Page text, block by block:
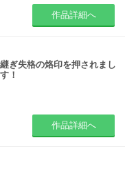
作品詳細へ
ぎ失格の烙印を押されまし
！
作品詳細へ